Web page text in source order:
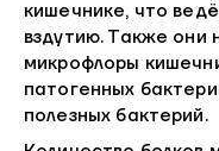
кишечнике, что
вздутию. Также они
микрофлоры
патогенных
полезных бактерий.